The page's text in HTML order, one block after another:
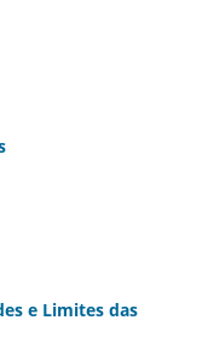
e Limites das